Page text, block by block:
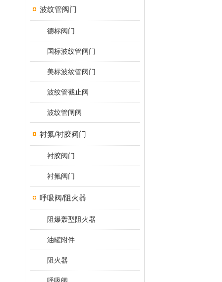
波纹管阀门
德标阀门
国标波纹管阀门
美标波纹管阀门
波纹管截止阀
波纹管闸阀
衬氟/衬胶阀门
衬胶阀门
衬氟阀门
呼吸阀/阻火器
阻爆轰型阻火器
油罐附件
阻火器